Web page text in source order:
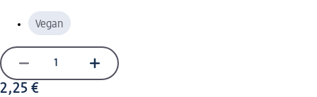
Vegan
2,25 €